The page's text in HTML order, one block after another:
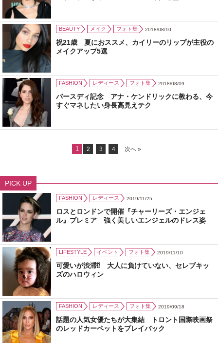
BEAUTY メイク フォト集 2018/08/10
祝21歳 夏におススメ、カイリーのリップが主役の
メイクアップ5選
FASHION レディース フォト集 2018/08/09
バースディ記念 アナ・ケンドリックに教わる、今
すぐマネしたい身長高見えテク
1 2 3 4 次へ »
PICK UP
FASHION レディース 2019/11/25
ロスとロンドンで開催『チャーリーズ・エンジェ
ル』プレミア 強く美しいエンジェルのドレス姿
LIFESTYLE イベント フォト集 2019/11/10
可愛いが渋滞⁉ 大人に負けていない、セレブキッ
ズのハロウィン
FASHION レディース フォト集 2019/09/18
話題の人気女優たちが大集結 トロント国際映画祭
のレッドカーペットをプレイバック